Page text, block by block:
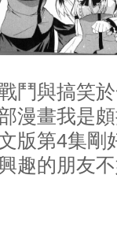
鬥與搞笑
漫畫我是
版第4集剛
趣的朋友